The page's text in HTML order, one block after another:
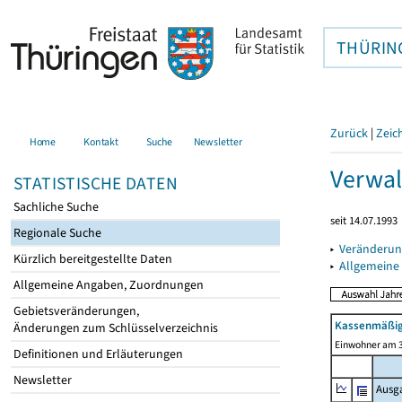
Home Kontakt Suche Newsletter
STATISTISCHE DATEN
Sachliche Suche
Regionale Suche
Kürzlich bereitgestellte Daten
Allgemeine Angaben, Zuordnungen
Gebietsveränderungen,
Änderungen zum Schlüsselverzeichnis
Definitionen und Erläuterungen
Newsletter
Zurück |
seit 14.07.1993
▸
▸
Einwohner am